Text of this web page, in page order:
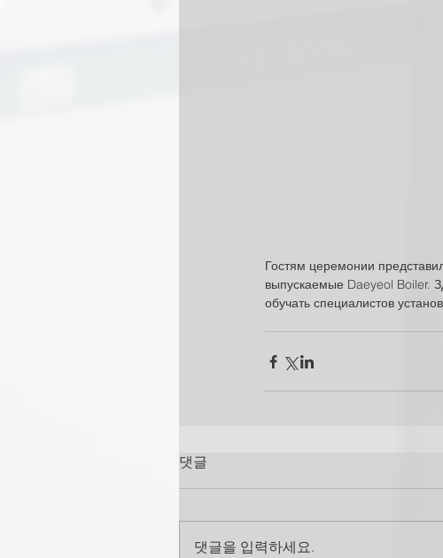
Гостям церемонии
выпускаемые Daeyeol Boiler.
обучать специалистов
댓글
댓글을 입력하세요.